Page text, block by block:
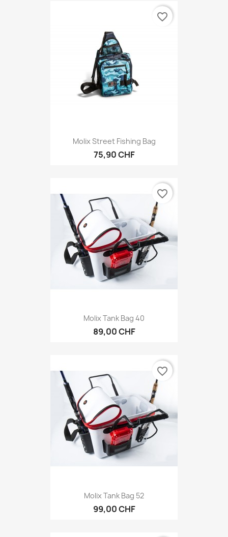
Molix Street Fishing Bag
75,90 CHF
favorite_border
Molix Tank Bag 40
89,00 CHF
favorite_border
Molix Tank Bag 52
99,00 CHF
favorite_border